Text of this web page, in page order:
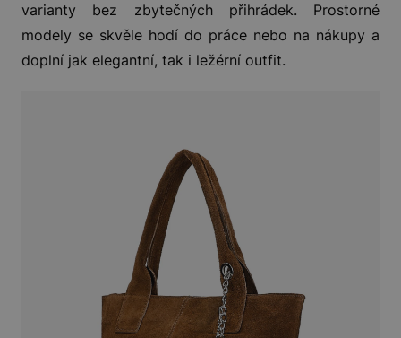
varianty bez zbytečných přihrádek. Prostorné
modely se skvěle hodí do práce nebo na nákupy a
doplní jak elegantní, tak i ležérní outfit.